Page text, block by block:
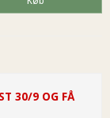
30/9 OG FÅ